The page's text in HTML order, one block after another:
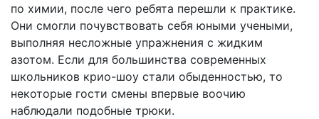
по химии, после чего ребята перешли к практике.
Они смогли почувствовать себя юными учеными,
выполняя несложные упражнения с жидким
азотом. Если для большинства современных
школьников крио-шоу стали обыденностью, то
некоторые гости смены впервые воочию
наблюдали подобные трюки.